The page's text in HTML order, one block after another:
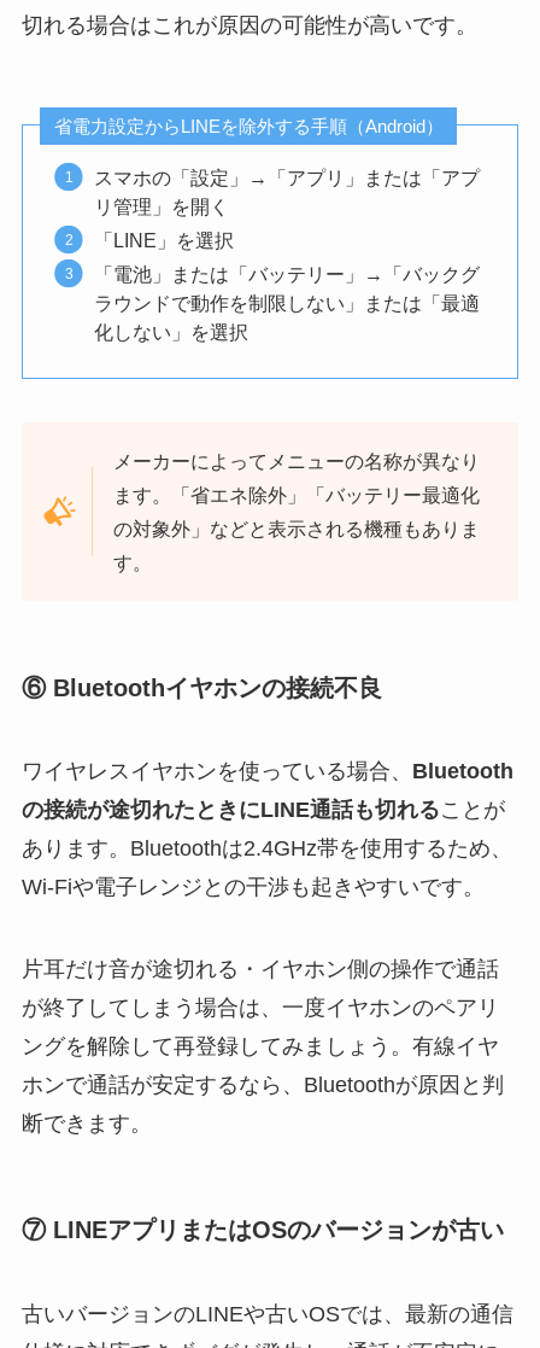
切れる場合はこれが原因の可能性が高いです。
省電力設定からLINEを除外する手順（Android）
スマホの「設定」→「アプリ」または「アプ
リ管理」を開く
「LINE」を選択
「電池」または「バッテリー」→「バックグ
ラウンドで動作を制限しない」または「最適
化しない」を選択
メーカーによってメニューの名称が異なり
ます。「省エネ除外」「バッテリー最適化
の対象外」などと表示される機種もありま
す。
⑥ Bluetoothイヤホンの接続不良
ワイヤレスイヤホンを使っている場合、 Bluetooth
の接続が途切れたときにLINE通話も切れることが
あります。Bluetoothは2.4GHz帯を使用するため、
Wi-Fiや電子レンジとの干渉も起きやすいです。
片耳だけ音が途切れる・イヤホン側の操作で通話
が終了してしまう場合は、一度イヤホンのペアリ
ングを解除して再登録してみましょう。有線イヤ
ホンで通話が安定するなら、Bluetoothが原因と判
断できます。
⑦ LINEアプリまたはOSのバージョンが古い
古いバージョンのLINEや古いOSでは、最新の通信